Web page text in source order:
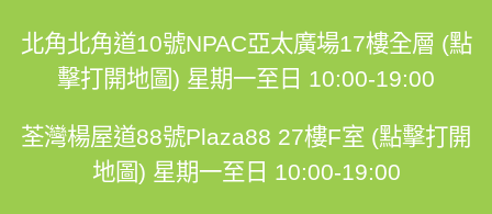
北角北角道10號NPAC亞太廣場17樓全層 (點
擊打開地圖) 星期一至日 10:00-19:00
荃灣楊屋道88號Plaza88 27樓F室 (點擊打開
地圖) 星期一至日 10:00-19:00